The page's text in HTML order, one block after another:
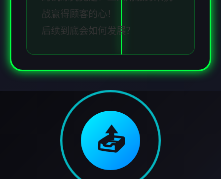
战赢得顾客的心！
后续到底会如何发展？
📤